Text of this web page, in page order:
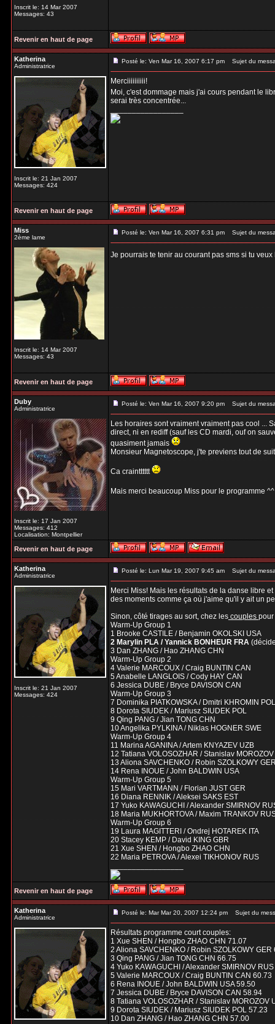
Inscrit le: 14 Mar 2007
Messages: 43
Revenir en haut de page
Katherina
Administratrice
Inscrit le: 21 Jan 2007
Messages: 424
Posté le: Ven Mar 16, 2007 6:17 pm Sujet du
Merciiiiiiiiii!
Moi, c'est dommage mais j'ai cours pendant le
serai très concentrée...
_________________
Revenir en haut de page
Miss
2ème lame
Inscrit le: 14 Mar 2007
Messages: 43
Posté le: Ven Mar 16, 2007 6:31 pm Sujet du
Je pourrais te tenir au courant pas sms si tu
Revenir en haut de page
Duby
Administratrice
Inscrit le: 17 Jan 2007
Messages: 412
Localisation: Montpellier
Posté le: Ven Mar 16, 2007 9:20 pm Sujet du
Les horaires sont vraiment vraiment pas cool ...
direct, ni en rediff (sauf les CD mardi, ouf on
quasiment jamais
Monsieur Magnetoscope, j'te previens tout de
Ca craintttttt
Mais merci beaucoup Miss pour le programme
Revenir en haut de page
Katherina
Administratrice
Inscrit le: 21 Jan 2007
Messages: 424
Posté le: Lun Mar 19, 2007 9:45 am Sujet du
Merci Miss! Mais les résultats de la danse libre
des moments comme ça où j'aime qu'il y ait un
Sinon, côté tirages au sort, chez lescouplespour
Warm-Up Group 1
1 Brooke CASTILE / Benjamin OKOLSKI USA
2 Marylin PLA / Yannick BONHEUR FRA
3 Dan ZHANG / Hao ZHANG CHN
Warm-Up Group 2
4 Valerie MARCOUX / Craig BUNTIN CAN
5 Anabelle LANGLOIS / Cody HAY CAN
6 Jessica DUBE / Bryce DAVISON CAN
Warm-Up Group 3
7 Dominika PIATKOWSKA / Dmitri KHROMIN POL
8 Dorota SIUDEK / Mariusz SIUDEK POL
9 Qing PANG / Jian TONG CHN
10 Angelika PYLKINA / Niklas HOGNER SWE
Warm-Up Group 4
11 Marina AGANINA / Artem KNYAZEV UZB
12 Tatiana VOLOSOZHAR / Stanislav
13 Aliona SAVCHENKO / Robin SZOLKOWY
14 Rena INOUE / John BALDWIN USA
Warm-Up Group 5
15 Mari VARTMANN / Florian JUST GER
16 Diana RENNIK / Aleksei SAKS EST
17 Yuko KAWAGUCHI / Alexander SMIRNOV
18 Maria MUKHORTOVA / Maxim TRANKOV
Warm-Up Group 6
19 Laura MAGITTERI / Ondrej HOTAREK ITA
20 Stacey KEMP / David KING GBR
21 Xue SHEN / Hongbo ZHAO CHN
22 Maria PETROVA / Alexei TIKHONOV RUS
_________________
Revenir en haut de page
Katherina
Administratrice
Posté le: Mar Mar 20, 2007 12:24 pm Sujet du
Résultats programme court couples:
1 Xue SHEN / Hongbo ZHAO CHN 71.07
2 Aliona SAVCHENKO / Robin SZOLKOWY GER
3 Qing PANG / Jian TONG CHN 66.75
4 Yuko KAWAGUCHI / Alexander SMIRNOV
5 Valerie MARCOUX / Craig BUNTIN CAN 60.73
6 Rena INOUE / John BALDWIN USA 59.50
7 Jessica DUBE / Bryce DAVISON CAN 58.94
8 Tatiana VOLOSOZHAR / Stanislav MOROZOV
9 Dorota SIUDEK / Mariusz SIUDEK POL 57.23
10 Dan ZHANG / Hao ZHANG CHN 57.00